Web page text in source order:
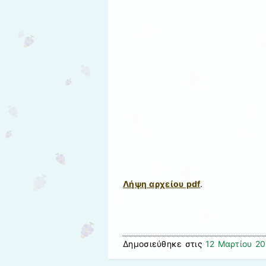
Λήψη αρχείου pdf.
Δημοσιεύθηκε στις 12 Μαρτίου